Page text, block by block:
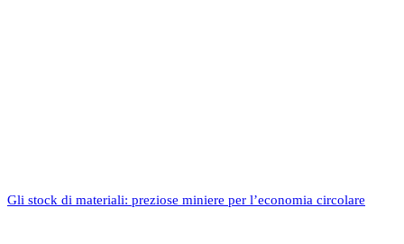
Gli stock di materiali: preziose miniere per l’economia circolare